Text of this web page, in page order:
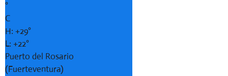
°
C
H: +29°
L: +22°
Puerto del Rosario
(Fuerteventura)